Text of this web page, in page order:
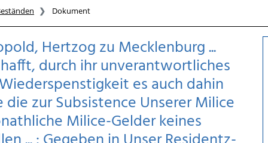
Dokument
Hertzog zu Mecklenburg ...
durch ihr unverantwortliches
es auch dahin
zur Subsistence Unserer Milice
Milice-Gelder keines